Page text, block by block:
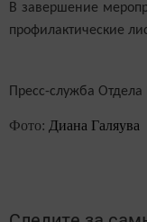
В завершение
профилактические
Пресс-служба
Фото: Диана Галяува